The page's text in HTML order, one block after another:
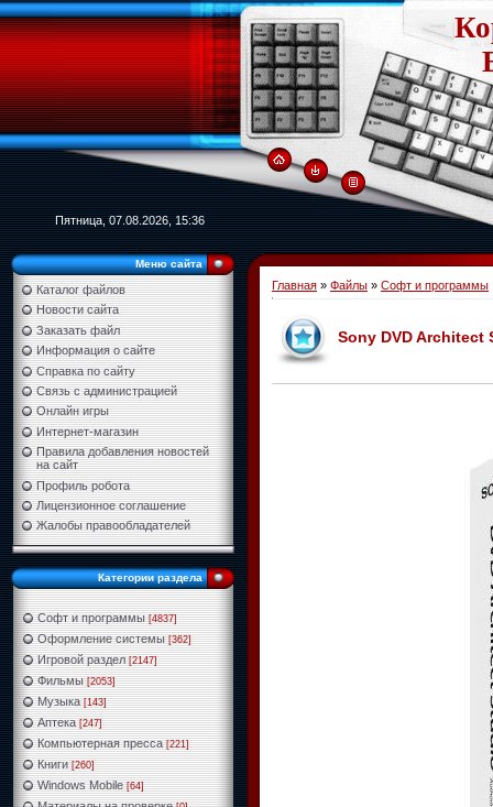
Пятница, 07.08.2026, 15:36
Меню сайта
Каталог файлов
Новости сайта
Заказать файл
Информация о сайте
Справка по сайту
Связь с администрацией
Онлайн игры
Интернет-магазин
Правила добавления новостей
на сайт
Профиль робота
Лицензионное соглашение
Жалобы правообладателей
Категории раздела
Софт и программы [4837]
Оформление системы [362]
Игровой раздел [2147]
Фильмы [2053]
Музыка [143]
Аптека [247]
Компьютерная пресса [221]
Книги [260]
Windows Mobile [64]
Главная » Файлы » Софт и программы
Sony DVD Architect